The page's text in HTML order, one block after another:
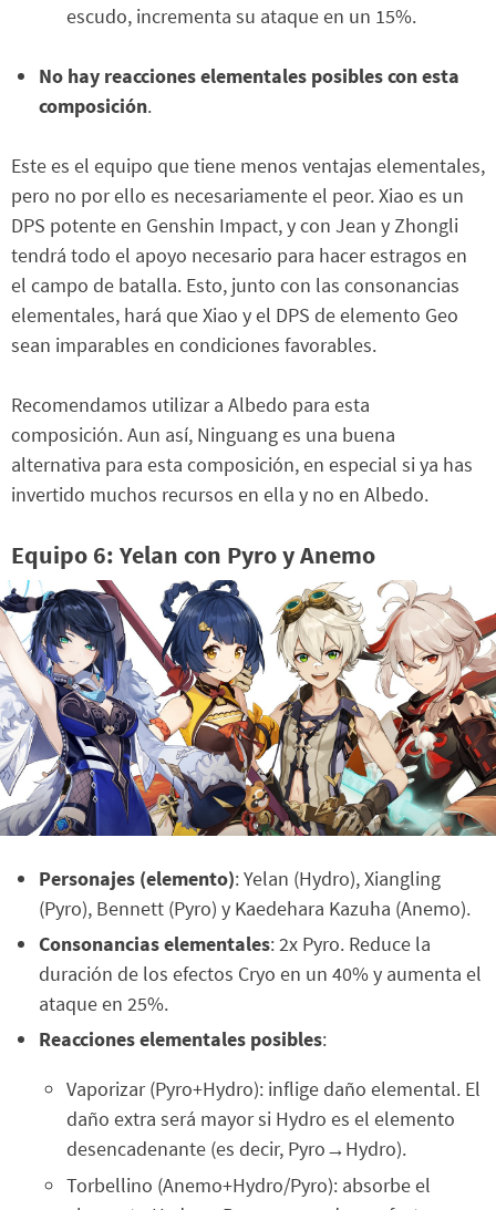
escudo, incrementa su ataque en un 15%.
No hay reacciones elementales posibles con esta
composición.
Este es el equipo que tiene menos ventajas elementales,
pero no por ello es necesariamente el peor. Xiao es un
DPS potente en Genshin Impact, y con Jean y Zhongli
tendrá todo el apoyo necesario para hacer estragos en
el campo de batalla. Esto, junto con las consonancias
elementales, hará que Xiao y el DPS de elemento Geo
sean imparables en condiciones favorables.
Recomendamos utilizar a Albedo para esta
composición. Aun así, Ninguang es una buena
alternativa para esta composición, en especial si ya has
invertido muchos recursos en ella y no en Albedo.
Equipo 6: Yelan con Pyro y Anemo
Personajes (elemento): Yelan (Hydro), Xiangling
(Pyro), Bennett (Pyro) y Kaedehara Kazuha (Anemo).
Consonancias elementales: 2x Pyro. Reduce la
duración de los efectos Cryo en un 40% y aumenta el
ataque en 25%.
Reacciones elementales posibles:
Vaporizar (Pyro+Hydro): inflige daño elemental. El
daño extra será mayor si Hydro es el elemento
desencadenante (es decir, Pyro→Hydro).
Torbellino (Anemo+Hydro/Pyro): absorbe el